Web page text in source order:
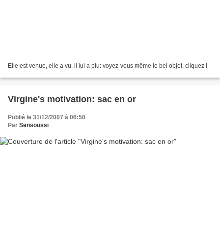
Elle est venue, elle a vu, il lui a plu: voyez-vous même le bel objet, cliquez !
Virgine's motivation: sac en or
Publié le 31/12/2007 à 06:50
Par Sensoussi